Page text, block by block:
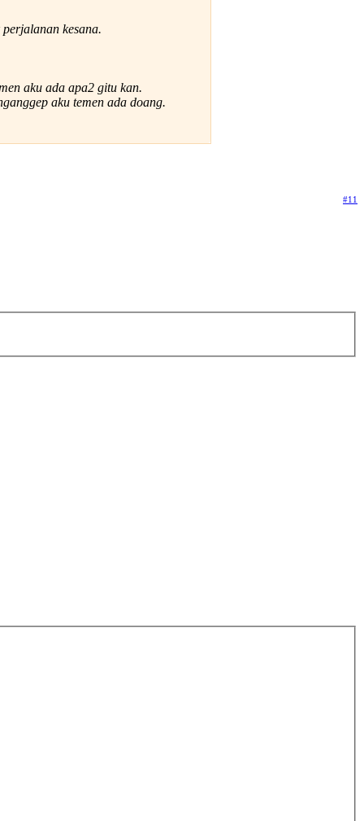
kesana.
aku ada apa2 gitu kan.
aku temen ada doang.
#11